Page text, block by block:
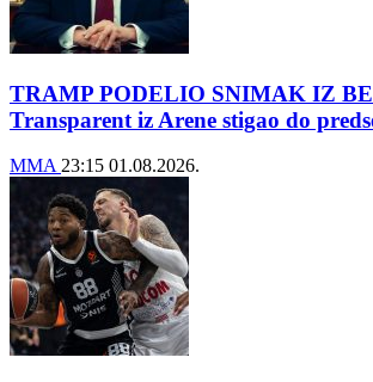
TRAMP PODELIO SNIMAK IZ
Transparent iz Arene stigao do
MMA 23:15 01.08.2026.